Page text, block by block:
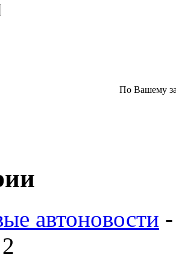
По Вашему
автоновости